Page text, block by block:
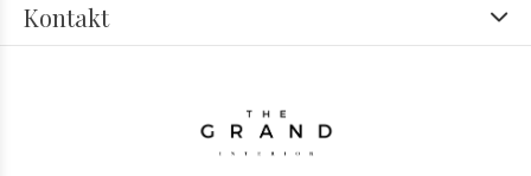
Kontakt